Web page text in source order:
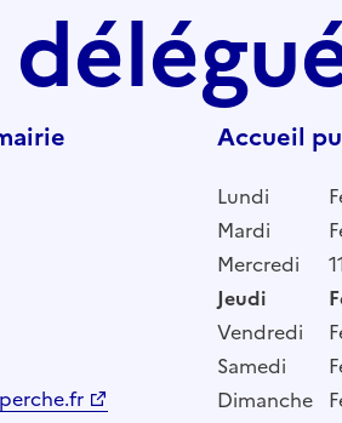
Accueil
Lundi
Mardi
Mercredi
Jeudi
Vendredi
Samedi
Dimanche